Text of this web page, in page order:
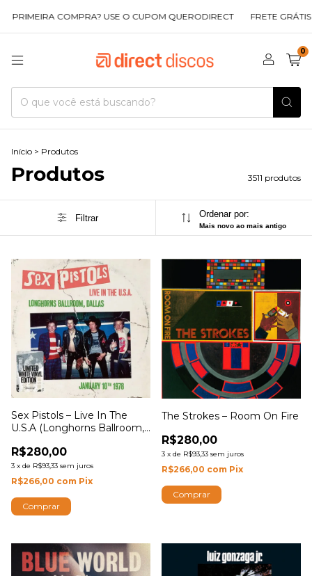
USE O CUPOM QUERODIRECT FRETE GRÁTIS EM
0
Início > Produtos
Produtos 3511 produtos
Filtrar Ordenar por:
Mais novo ao mais antigo
Sex Pistols – Live In The
U.S.A (Longhorns Ballroom,
R$280,00
3 x de R$93,33 sem juros
R$266,00 com Pix
The Strokes – Room On Fire
R$280,00
3 x de R$93,33 sem juros
R$266,00 com Pix